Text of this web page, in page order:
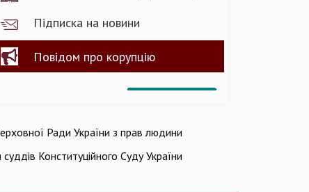
Підписка на новини
Повідом про корупцію
Ради України з прав людини
суддів Конституційного Суду України